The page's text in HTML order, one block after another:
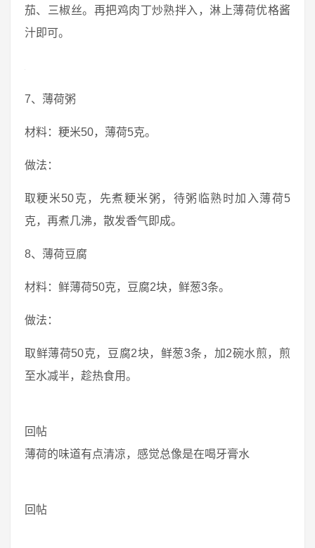
茄、三椒丝。再把鸡肉丁炒熟拌入，淋上薄荷优格酱
汁即可。
7、薄荷粥
材料：粳米50，薄荷5克。
做法：
取粳米50克，先煮粳米粥，待粥临熟时加入薄荷5
克，再煮几沸，散发香气即成。
8、薄荷豆腐
材料：鲜薄荷50克，豆腐2块，鲜葱3条。
做法：
取鲜薄荷50克，豆腐2块，鲜葱3条，加2碗水煎，煎
至水减半，趁热食用。
回帖
薄荷的味道有点清凉，感觉总像是在喝牙膏水
回帖